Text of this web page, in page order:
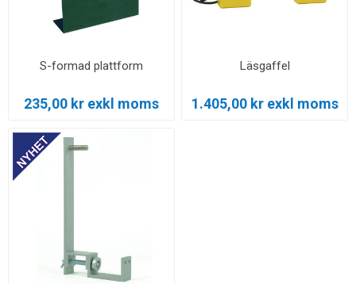
S-formad plattform
235,00 kr exkl moms
Läsgaffel
1.405,00 kr exkl moms